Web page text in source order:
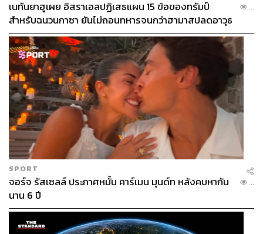
เนทันยาฮูเผย อิสราเอลปฏิเสธแผน 15 ข้อของทรัมป์
สำหรับฉนวนกาซา ยันไม่ถอนทหารจนกว่าฮามาสปลดอาวุธ
แท้จริง
...
SPORT
จอร์จ รัสเซลล์ ประกาศหมั้น คาร์เมน มุนด์ท หลังคบหากัน
นาน 6 ปี
...